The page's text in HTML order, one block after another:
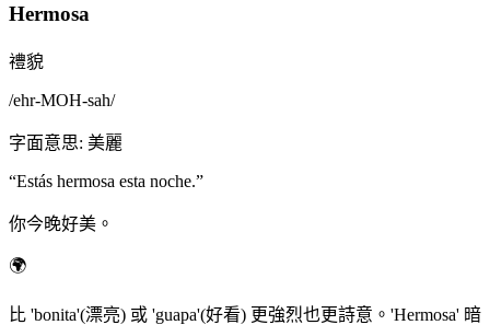
Hermosa
禮貌
/ehr-MOH-sah/
字面意思: 美麗
“Estás hermosa esta noche.”
你今晚好美。
🌍
比 'bonita'(漂亮) 或 'guapa'(好看) 更強烈也更詩意。'Hermosa' 暗